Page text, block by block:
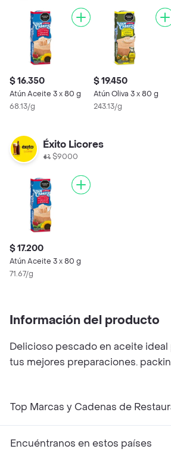
$ 16.350
Atún Aceite 3 x 80 g
68.13/g
$ 19.450
Atún Oliva 3 x 80 g
243.13/g
Éxito Licores
$9000
$ 17.200
Atún Aceite 3 x 80 g
71.67/g
Información del producto
Delicioso pescado en aceite ideal
tus mejores preparaciones.
Top Marcas y Cadenas de
Encuéntranos en estos países